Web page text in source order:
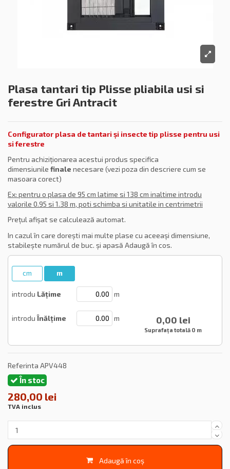
Plasa tantari tip Plisse pliabila usi si
ferestre Gri Antracit
Configurator plasa de tantariși insecte tip plisse pentru usi
si ferestre
Pentru achiziționarea acestui produs specifica
dimensiunile finale necesare (vezi poza din descriere cum se
masoara corect)
Ex: pentru o plasa de 95 cm latime si 138 cm inaltime introdu
valorile 0.95 si 1.38 m, poti schimba si unitatile in centrimetrii
Prețul afișat se calculează automat.
In cazul în care dorești mai multe plase cu aceeași dimensiune,
stabilește numărul de buc. și apasă Adaugă în cos.
cm m
introdu Lățime m
introduÎnălțime m 0,00 lei
Suprafața totală 0 m
Referinta APV448
În stoc
280,00 lei
TVA inclus
Adaugă în coș